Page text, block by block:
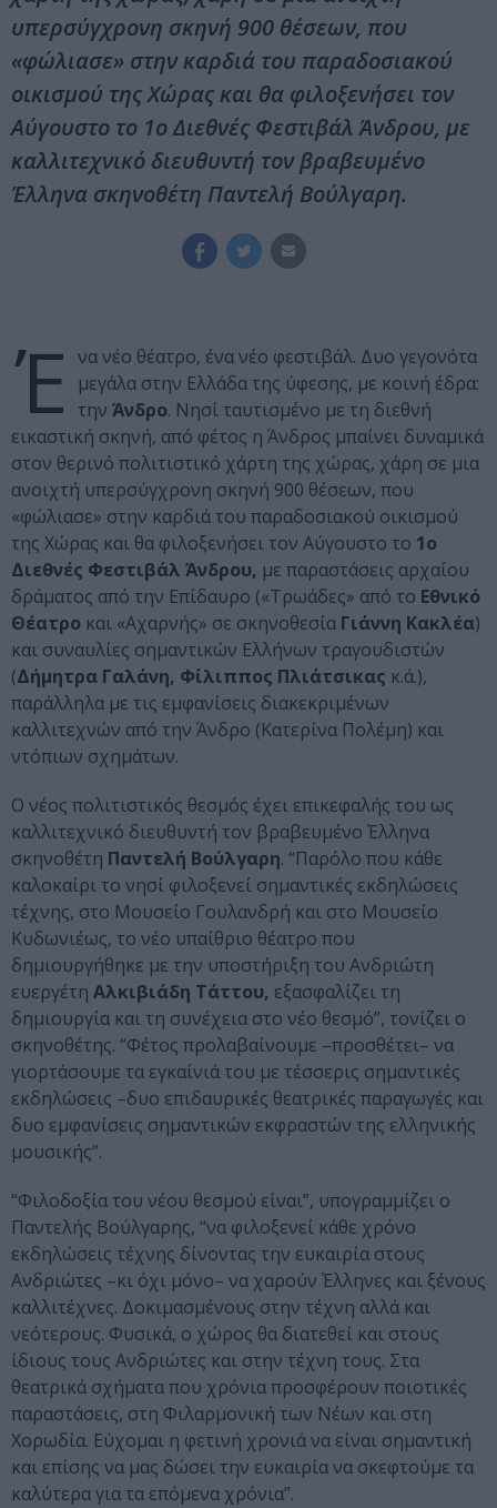
υπερσύγχρονη σκηνή 900 θέσεων, που
«φώλιασε» στην καρδιά του παραδοσιακού
οικισμού της Χώρας και θα φιλοξενήσει τον
Αύγουστο το 1o Διεθνές Φεστιβάλ Άνδρου, με
καλλιτεχνικό διευθυντή τον βραβευμένο
Έλληνα σκηνοθέτη Παντελή Βούλγαρη.
Έ να νέο θέατρο, ένα νέο φεστιβάλ. Δυο γεγονότα
μεγάλα στην Ελλάδα της ύφεσης, με κοινή έδρα:
την Άνδρο. Νησί ταυτισμένο με τη διεθνή
εικαστική σκηνή, από φέτος η Άνδρος μπαίνει δυναμικά
στον θερινό πολιτιστικό χάρτη της χώρας, χάρη σε μια
ανοιχτή υπερσύγχρονη σκηνή 900 θέσεων, που
«φώλιασε» στην καρδιά του παραδοσιακού οικισμού
της Χώρας και θα φιλοξενήσει τον Αύγουστο το 1o
Διεθνές Φεστιβάλ Άνδρου, με παραστάσεις αρχαίου
δράματος από την Επίδαυρο («Τρωάδες» από το Εθνικό
Θέατρο και «Αχαρνής» σε σκηνοθεσία Γιάννη Κακλέα)
και συναυλίες σημαντικών Ελλήνων τραγουδιστών
(Δήμητρα Γαλάνη, Φίλιππος Πλιάτσικας κ.ά.),
παράλληλα με τις εμφανίσεις διακεκριμένων
καλλιτεχνών από την Άνδρο (Kατερίνα Πολέμη) και
ντόπιων σχημάτων.
Ο νέος πολιτιστικός θεσμός έχει επικεφαλής του ως
καλλιτεχνικό διευθυντή τον βραβευμένο Έλληνα
σκηνοθέτη Παντελή Βούλγαρη. “Παρόλο που κάθε
καλοκαίρι το νησί φιλοξενεί σημαντικές εκδηλώσεις
τέχνης, στο Μουσείο Γουλανδρή και στο Μουσείο
Κυδωνιέως, το νέο υπαίθριο θέατρο που
δημιουργήθηκε με την υποστήριξη του Ανδριώτη
ευεργέτη Αλκιβιάδη Τάττου, εξασφαλίζει τη
δημιουργία και τη συνέχεια στο νέο θεσμό”, τονίζει ο
σκηνοθέτης. “Φέτος προλαβαίνουμε –προσθέτει– να
γιορτάσουμε τα εγκαίνιά του με τέσσερις σημαντικές
εκδηλώσεις –δυο επιδαυρικές θεατρικές παραγωγές και
δυο εμφανίσεις σημαντικών εκφραστών της ελληνικής
μουσικής”.
“Φιλοδοξία του νέου θεσμού είναι”, υπογραμμίζει ο
Παντελής Βούλγαρης, “να φιλοξενεί κάθε χρόνο
εκδηλώσεις τέχνης δίνοντας την ευκαιρία στους
Ανδριώτες –κι όχι μόνο– να χαρούν Έλληνες και ξένους
καλλιτέχνες. Δοκιμασμένους στην τέχνη αλλά και
νεότερους. Φυσικά, ο χώρος θα διατεθεί και στους
ίδιους τους Ανδριώτες και στην τέχνη τους. Στα
θεατρικά σχήματα που χρόνια προσφέρουν ποιοτικές
παραστάσεις, στη Φιλαρμονική των Νέων και στη
Χορωδία. Εύχομαι η φετινή χρονιά να είναι σημαντική
και επίσης να μας δώσει την ευκαιρία να σκεφτούμε τα
καλύτερα για τα επόμενα χρόνια”.